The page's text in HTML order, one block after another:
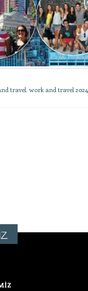
travel,work and travel 2024